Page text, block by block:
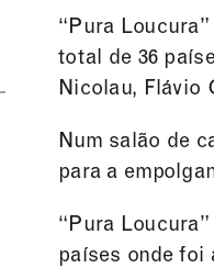
“Pura
total de 36
Nicolau, Flávio
Num salão de
para a
“Pura
países onde foi